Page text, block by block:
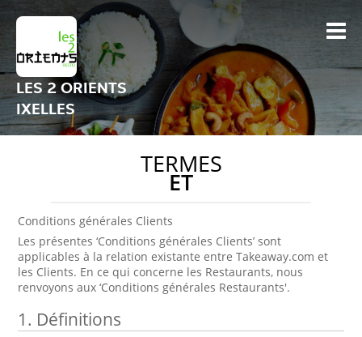
LES 2 ORIENTS
IXELLES
TERMES
ET
Conditions générales Clients
Les présentes ‘Conditions générales Clients’ sont
applicables à la relation existante entre Takeaway.com et
les Clients. En ce qui concerne les Restaurants, nous
renvoyons aux ‘Conditions générales Restaurants'.
1. Définitions